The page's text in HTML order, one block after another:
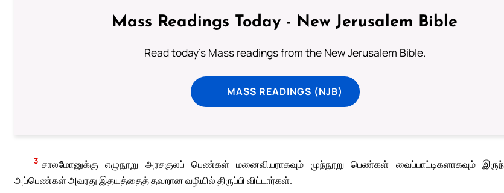
Mass Readings Today - New Jerusalem Bible
Read today's Mass readings from the New Jerusalem Bible.
MASS READINGS (NJB)
3 சாலமோனுக்கு எழுநூறு அரசகுலப் பெண்கள் மனைவியராகவும் முந்நூறு பெண்கள் வைப்பாட்டிகளாகவும்
அப்பெண்கள் அவரது இதயத்தைத் தவறான வழியில் திருப்பி விட்டார்கள்.